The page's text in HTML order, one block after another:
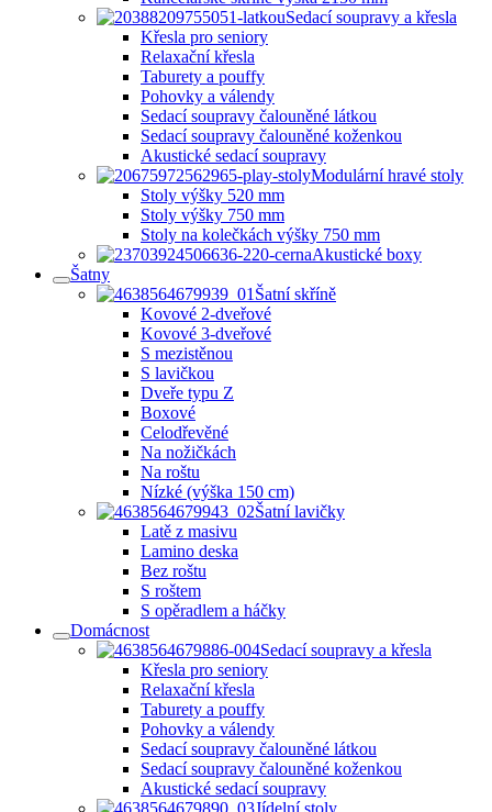
Sedací soupravy a křesla
Křesla pro seniory
Relaxační křesla
Taburety a pouffy
Pohovky a válendy
Sedací soupravy čalouněné látkou
Sedací soupravy čalouněné koženkou
Akustické sedací soupravy
Modulární hravé stoly
Stoly výšky 520 mm
Stoly výšky 750 mm
Stoly na kolečkách výšky 750 mm
Akustické boxy
Šatny
Šatní skříně
Kovové 2-dveřové
Kovové 3-dveřové
S mezistěnou
S lavičkou
Dveře typu Z
Boxové
Celodřevěné
Na nožičkách
Na roštu
Nízké (výška 150 cm)
Šatní lavičky
Latě z masivu
Lamino deska
Bez roštu
S roštem
S opěradlem a háčky
Domácnost
Sedací soupravy a křesla
Křesla pro seniory
Relaxační křesla
Taburety a pouffy
Pohovky a válendy
Sedací soupravy čalouněné látkou
Sedací soupravy čalouněné koženkou
Akustické sedací soupravy
Jídelní stoly